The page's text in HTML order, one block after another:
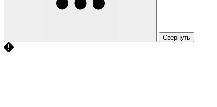
Свернуть